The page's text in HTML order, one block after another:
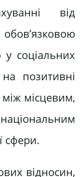
від
соціальних
позитивні
місцевим,
сфери.
відносин,